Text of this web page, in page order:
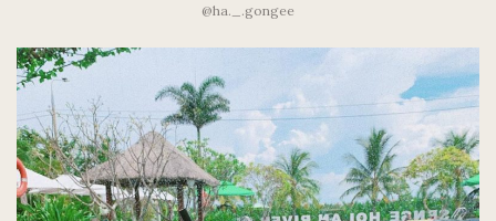
@ha._.gongee